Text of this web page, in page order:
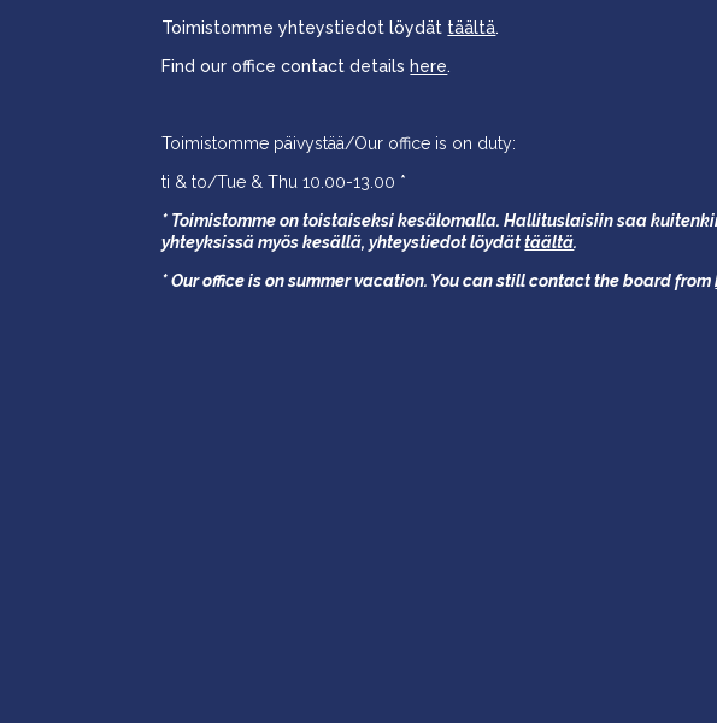
Toimistomme yhteystiedot löydät täältä.
Find our office contact detailshere.
Toimistomme päivystää/Our office is on duty:
ti & to/Tue & Thu 10.00-13.00 *
* Toimistomme on toistaiseksi kesälomalla. Hallituslaisiin saa
yhteyksissä myös kesällä,yhteystiedot löydättäältä.
* Our office is on summer vacation. You can still contact the board from